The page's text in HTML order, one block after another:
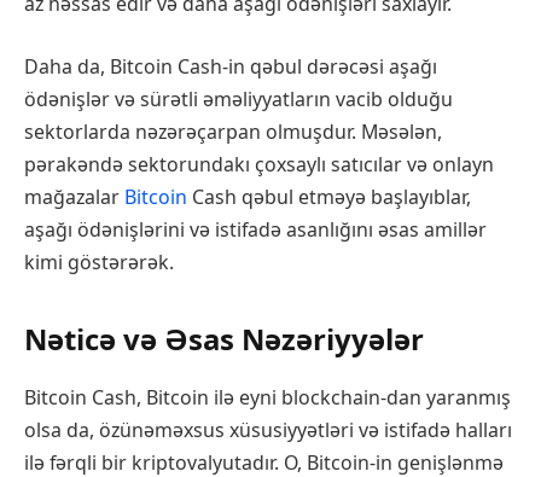
Daha da, Bitcoin Cash-in qəbul dərəcəsi aşağı
ödənişlər və sürətli əməliyyatların vacib olduğu
sektorlarda nəzərəçarpan olmuşdur. Məsələn,
pərakəndə sektorundakı çoxsaylı satıcılar və onlayn
mağazalar Bitcoin Cash qəbul etməyə başlayıblar,
aşağı ödənişlərini və istifadə asanlığını əsas amillər
kimi göstərərək.
Nəticə və Əsas Nəzəriyyələr
Bitcoin Cash, Bitcoin ilə eyni blockchain-dan yaranmış
olsa da, özünəməxsus xüsusiyyətləri və istifadə halları
ilə fərqli bir kriptovalyutadır. O, Bitcoin-in genişlənmə